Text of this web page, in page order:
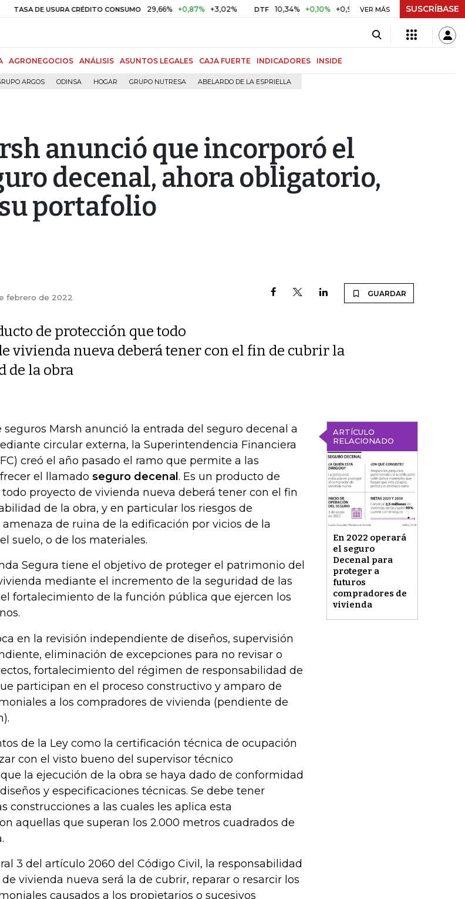
DE USURA CRÉDITO CONSUMO 29,66% +0,87% +3,02% DTF 10,34% +0,10% +0,98% UVR $ 416,96 +$ 0,05 +0,01%
VER MÁS SUSCRÍBASE
AGRONEGOCIOS ANÁLISIS ASUNTOS LEGALES CAJA FUERTE INDICADORES INSIDE
ARGOS ODINSA HOGAR GRUPO NUTRESA ABELARDO DE LA ESPRIELLA
anunció que incorporó el
decenal, ahora obligatorio,
portafolio
febrero de 2022 GUARDAR
de protección que todo
vivienda nueva deberá tener con el fin de cubrir la
de la obra
ARTÍCULO
RELACIONADO
En 2022 operará
el seguro
Decenal para
proteger a
futuros
compradores de
vivienda
seguros Marsh anunció la entrada del seguro decenal a
circular externa, la Superintendencia Financiera
creó el año pasado el ramo que permite a las
el llamado seguro decenal . Es un producto de
proyecto de vivienda nueva deberá tener con el fin
de la obra, y en particular los riesgos de
de ruina de la edificación por vicios de la
suelo, o de los materiales.
Segura tiene el objetivo de proteger el patrimonio del
mediante el incremento de la seguridad de las
fortalecimiento de la función pública que ejercen los
en la revisión independiente de diseños, supervisión
eliminación de excepciones para no revisar o
fortalecimiento del régimen de responsabilidad de
participan en el proceso constructivo y amparo de
a los compradores de vivienda (pendiente de
de la Ley como la certificación técnica de ocupación
con el visto bueno del supervisor técnico
la ejecución de la obra se haya dado de conformidad
y especificaciones técnicas. Se debe tener
construcciones a las cuales les aplica esta
aquellas que superan los 2.000 metros cuadrados de
3 del artículo 2060 del Código Civil, la responsabilidad
vivienda nueva será la de cubrir, reparar o resarcir los
causados a los propietarios o sucesivos